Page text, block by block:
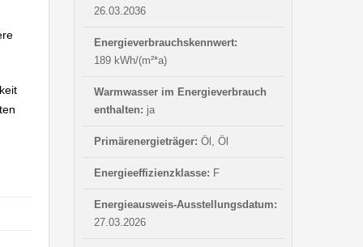
26.03.2036
Energieverbrauchskennwert:
189 kWh/(m²*a)
Warmwasser im Energieverbrauch
enthalten: ja
Primärenergieträger: Öl, Öl
Energieeffizienzklasse: F
Energieausweis-Ausstellungsdatum:
27.03.2026